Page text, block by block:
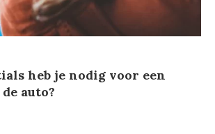
heb je nodig voor een
auto?